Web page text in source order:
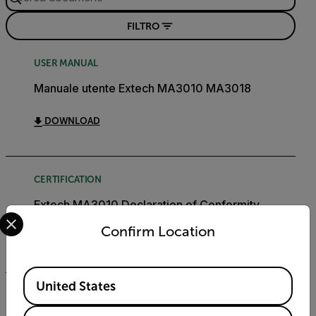
FILTRO
USER MANUAL
Manuale utente Extech MA3010 MA3018
DOWNLOAD
CERTIFICATION
Extech MA3010 Declaration of Conformity
Confirm Location
Select your preferred country and language from the
Available Locations
United States